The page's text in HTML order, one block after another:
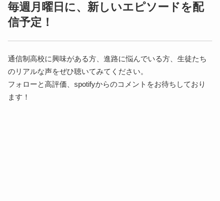
毎週月曜日に、新しいエピソードを配
信予定！
通信制高校に興味がある方、進路に悩んでいる方、生徒たち
のリアルな声をぜひ聴いてみてください。
フォローと高評価、spotifyからのコメントをお待ちしており
ます！